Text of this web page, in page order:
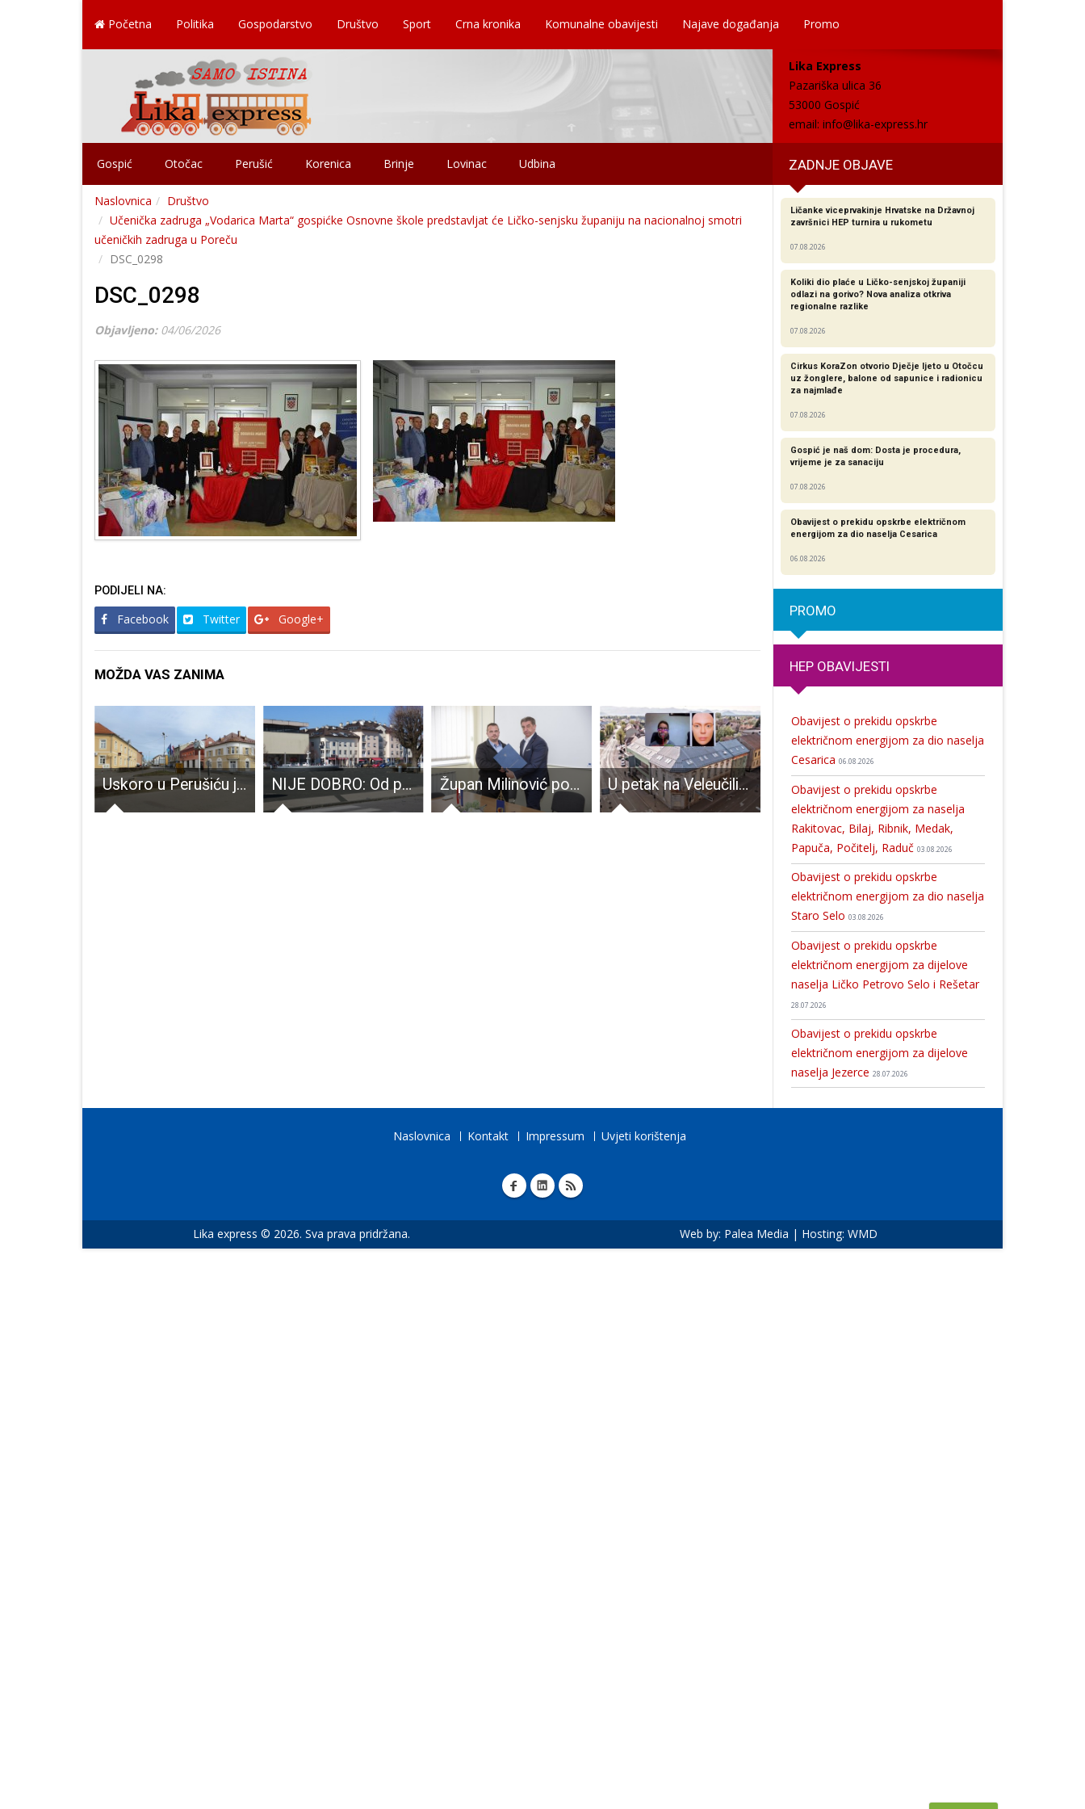
Početna Politika Gospodarstvo Društvo Sport Crna kronika Komunalne obavijesti Najave događanja Promo
Lika Express
Pazariška ulica 36
53000 Gospić
email: info@lika-express.hr
Gospić Otočac Perušić Korenica Brinje Lovinac Udbina ZADNJE OBJAVE
Naslovnica
Društvo
Učenička zadruga „Vodarica Marta“ gospićke Osnovne škole predstavljat će Ličko-senjsku županiju na nacionalnoj smotri
učeničkih zadruga u Poreču
DSC_0298
DSC_0298
Objavljeno: 04/06/2026
PODIJELI NA:
Facebook Twitter Google+
MOŽDA VAS ZANIMA
Uskoro u Perušiću javni skup o aktualnim katastarskim izmjerama zemljišta NIJE DOBRO: Od popisa 2011. do popisa 2021. u županiji je 8,034 stanovnika manje Župan Milinović posjetio općinu Udbina U petak na Veleučilištu “Nikola Tesla” u Gospiću konferencija na kojoj ćete moći komunicirati s robotskom glavom koja prepoznaje vaše osjećaje! Više od 100 gospićkih rukometaša bilo aktivno protekli vikend. Konačno imamo i ženski rukomet!!!
Ličanke viceprvakinje Hrvatske na Državnoj
završnici HEP turnira u rukometu
07.08.2026
Koliki dio plaće u Ličko-senjskoj županiji
odlazi na gorivo? Nova analiza otkriva
regionalne razlike​
07.08.2026
Cirkus KoraZon otvorio Dječje ljeto u Otočcu
uz žonglere, balone od sapunice i radionicu
za najmlađe
07.08.2026
Gospić je naš dom: Dosta je procedura,
vrijeme je za sanaciju
07.08.2026
Obavijest o prekidu opskrbe električnom
energijom za dio naselja Cesarica
06.08.2026
PROMO
HEP OBAVIJESTI
Obavijest o prekidu opskrbe
električnom energijom za dio naselja
Cesarica 06.08.2026
Obavijest o prekidu opskrbe
električnom energijom za naselja
Rakitovac, Bilaj, Ribnik, Medak,
Papuča, Počitelj, Raduč 03.08.2026
Obavijest o prekidu opskrbe
električnom energijom za dio naselja
Staro Selo 03.08.2026
Obavijest o prekidu opskrbe
električnom energijom za dijelove
naselja Ličko Petrovo Selo i Rešetar
28.07.2026
Obavijest o prekidu opskrbe
električnom energijom za dijelove
naselja Jezerce 28.07.2026
Naslovnica Kontakt Impressum Uvjeti korištenja
Lika express © 2026. Sva prava pridržana. Web by: Palea Media | Hosting: WMD